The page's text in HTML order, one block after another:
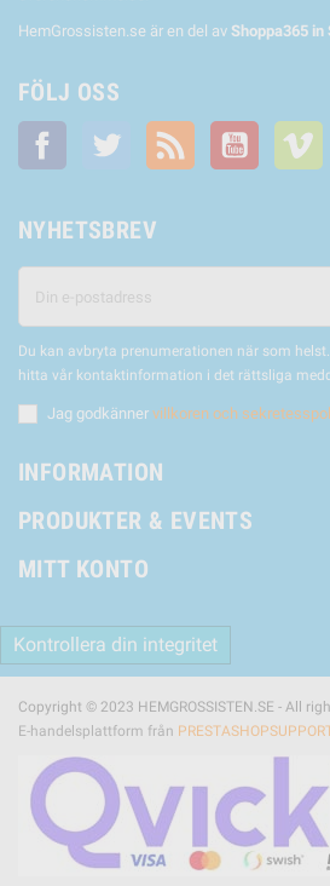
HemGrossisten.se är en del av Shoppa365 in
FÖLJ OSS
Facebook Twitter RSS YouTube
NYHETSBREV
Du kan avbryta prenumerationen när som
hitta vår kontaktinformation i det rättsliga
Jag godkänner villkoren och
INFORMATION
PRODUKTER & EVENTS
MITT KONTO
Kontrollera din integritet
Copyright © 2023 HEMGROSSISTEN.SE - All
E-handelsplattform från